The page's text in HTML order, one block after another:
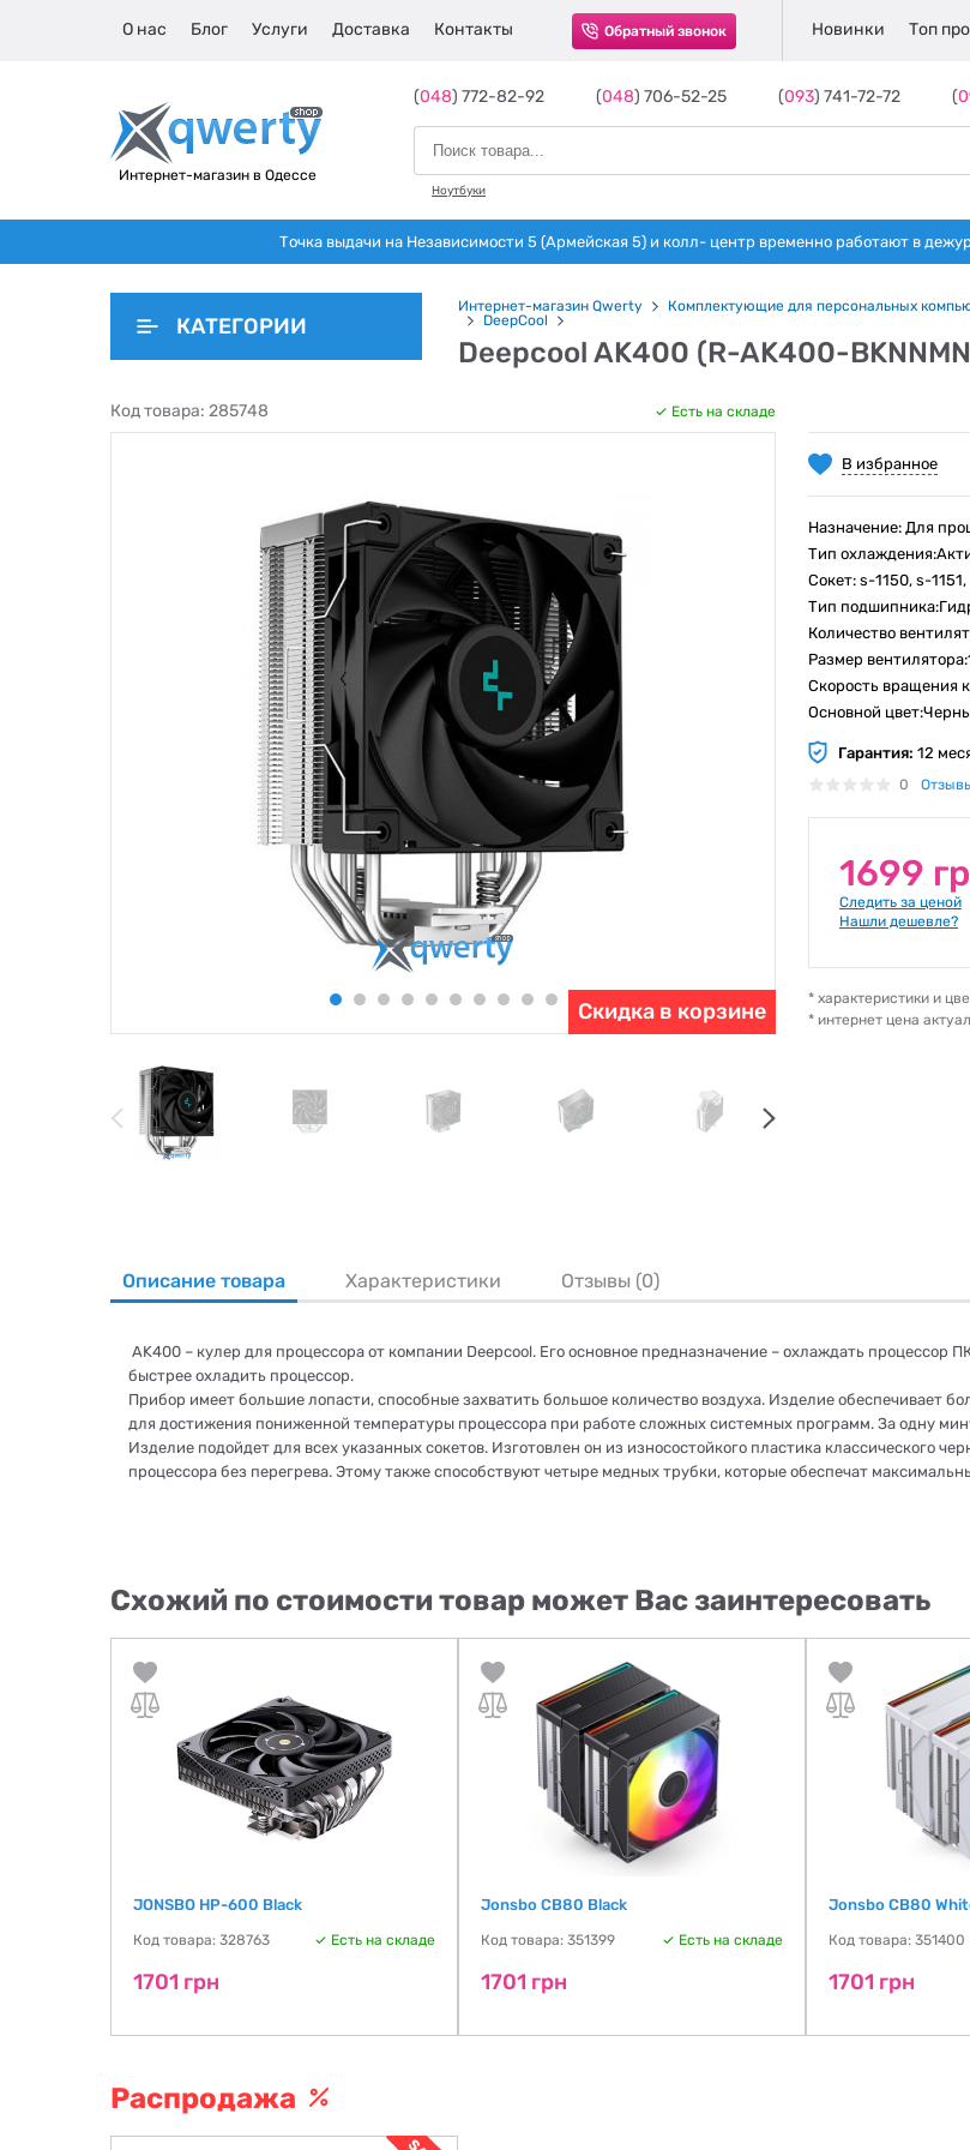
О нас Блог Услуги Доставка Контакты Обратный звонок Новинки Топ
Интернет-магазин в Одессе
(048) 772-82-92 (048) 706-52-25 (093) 741-72-72 (
Ноутбуки
Точка выдачи на Независимости 5 (Армейская 5) и колл- центр временно работают в
КАТЕГОРИИ
Интернет-магазин Qwerty Комплектующие для персональных
DeepCool
Deepcool AK400 (R-AK400-
Код товара: 285748 Есть на складе
Скидка в корзине
В избранное
Назначение: Для
Тип
Сокет: s-1150, s-
Тип
Количество
Размер
Скорость вращения
Основной
Гарантия: 12
0
1699
Следить за ценой
Нашли дешевле?
* характеристики и
* интернет цена
Описание товара Характеристики Отзывы (0)
AK400 – кулер для процессора от компании Deepcool. Его основное предназначение – охлаждать
быстрее охладить процессор.
Прибор имеет большие лопасти, способные захватить большое количество воздуха. Изделие обеспечивает
для достижения пониженной температуры процессора при работе сложных системных программ. За одну
Изделие подойдет для всех указанных сокетов. Изготовлен он из износостойкого пластика классического
процессора без перегрева. Этому также способствуют четыре медных трубки, которые обеспечат
Схожий по стоимости товар может Вас заинтересовать
JONSBO HP-600 Black
Код товара: 328763 Есть на складе
1701 грн
Jonsbo CB80 Black
Код товара: 351399 Есть на складе
1701 грн
Jonsbo CB80
Код товара: 351400
1701 грн
Распродажа